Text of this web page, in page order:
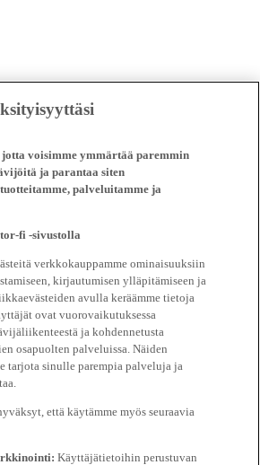
jotta voisimme ymmärtää paremmin
ja parantaa siten
palveluitamme ja
fi -sivustolla
verkkokauppamme ominaisuuksiin
kirjautumisen ylläpitämiseen ja
avulla keräämme tietoja
ovat vuorovaikutuksessa
ja kohdennetusta
osapuolten palveluissa. Näiden
tarjota sinulle parempia palveluja ja
että käytämme myös seuraavia
Käyttäjätietoihin perustuvan